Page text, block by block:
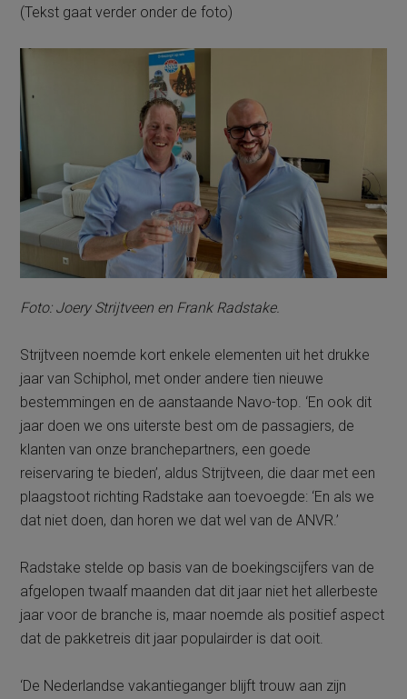
(Tekst gaat verder onder de foto)
Foto: Joery Strijtveen en Frank Radstake.
Strijtveen noemde kort enkele elementen uit het drukke
jaar van Schiphol, met onder andere tien nieuwe
bestemmingen en de aanstaande Navo-top. ‘En ook dit
jaar doen we ons uiterste best om de passagiers, de
klanten van onze branchepartners, een goede
reiservaring te bieden’, aldus Strijtveen, die daar met een
plaagstoot richting Radstake aan toevoegde: ‘En als we
dat niet doen, dan horen we dat wel van de ANVR.’
Radstake stelde op basis van de boekingscijfers van de
afgelopen twaalf maanden dat dit jaar niet het allerbeste
jaar voor de branche is, maar noemde als positief aspect
dat de pakketreis dit jaar populairder is dat ooit.
‘De Nederlandse vakantieganger blijft trouw aan zijn